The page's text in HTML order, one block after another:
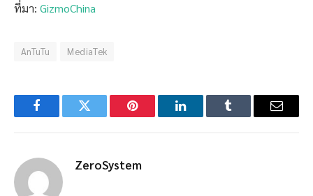
ที่มา: GizmoChina
AnTuTu MediaTek
FacebookTwitter Pinterest LinkedInTumblr Email
ZeroSystem